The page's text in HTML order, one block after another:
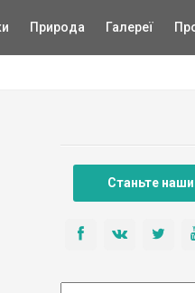
Природа Галереї
Станьте